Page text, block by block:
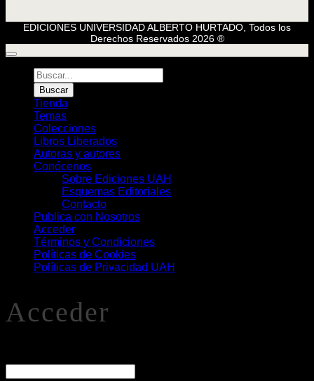
EDICIONES UNIVERSIDAD ALBERTO HURTADO, Todos los
Derechos Reservados 2026 ®
Búsqueda
de
Libros
Buscar
Tienda
Temas
Colecciones
Libros Liberados
Autoras y autores
Conócenos
Sobre Ediciones UAH
Esquemas Editoriales
Contacto
Publica con Nosotros
Acceder
Términos y Condiciones
Políticas de Cookies
Políticas de Privacidad UAH
Acceder